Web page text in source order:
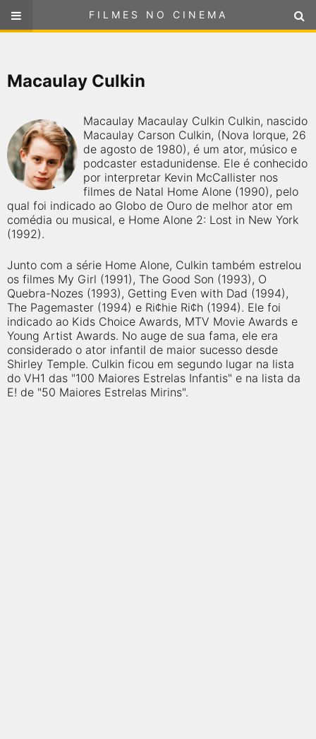
FILMES NO CINEMA
ou
Macaulay Culkin
Macaulay Macaulay Culkin Culkin, nascido
Macaulay Carson Culkin, (Nova Iorque, 26
de agosto de 1980), é um ator, músico e
podcaster estadunidense. Ele é conhecido
por interpretar Kevin McCallister nos
filmes de Natal Home Alone (1990), pelo
qual foi indicado ao Globo de Ouro de melhor ator em
comédia ou musical, e Home Alone 2: Lost in New York
(1992).
Junto com a série Home Alone, Culkin também estrelou
os filmes My Girl (1991), The Good Son (1993), O
Quebra-Nozes (1993), Getting Even with Dad (1994),
The Pagemaster (1994) e Ri¢hie Ri¢h (1994). Ele foi
indicado ao Kids Choice Awards, MTV Movie Awards e
Young Artist Awards. No auge de sua fama, ele era
considerado o ator infantil de maior sucesso desde
Shirley Temple. Culkin ficou em segundo lugar na lista
do VH1 das "100 Maiores Estrelas Infantis" e na lista da
E! de "50 Maiores Estrelas Mirins".
FILMES NO CINEMA
FILMES EM CARTAZ
PRÓXIMOS LANÇAMENTOS
GÊNEROS
NOTÍCIAS
PÁGINA INICIAL
FilmesNoCinema.com.bré o maior localizador de filmes e
sessões de cinema no Brasil. Através dele, você pode
encontrar os filmes no cinema mais próximos a você ou a
qualquer cidade em território brasileiro. Você pode também
acessar informações sobre cinemas, horários, assistir aos
trailers e muito mais.